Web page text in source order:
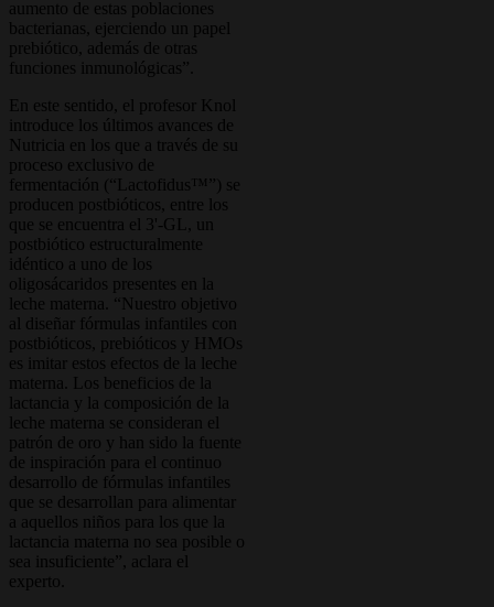
aumento de estas poblaciones
bacterianas, ejerciendo un papel
prebiótico, además de otras
funciones inmunológicas”.
En este sentido, el profesor Knol
introduce los últimos avances de
Nutricia en los que a través de su
proceso exclusivo de
fermentación (“Lactofidus™”) se
producen postbióticos, entre los
que se encuentra el 3'-GL, un
postbiótico estructuralmente
idéntico a uno de los
oligosácaridos presentes en la
leche materna. “Nuestro objetivo
al diseñar fórmulas infantiles con
postbióticos, prebióticos y HMOs
es imitar estos efectos de la leche
materna. Los beneficios de la
lactancia y la composición de la
leche materna se consideran el
patrón de oro y han sido la fuente
de inspiración para el continuo
desarrollo de fórmulas infantiles
que se desarrollan para alimentar
a aquellos niños para los que la
lactancia materna no sea posible o
sea insuficiente”, aclara el
experto.